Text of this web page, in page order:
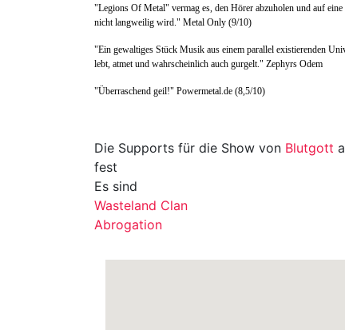
"Legions Of Metal" vermag es, den Hörer abzuholen und auf
nicht langweilig wird." Metal Only (9/10)
"Ein gewaltiges Stück Musik aus einem parallel existierenden
lebt, atmet und wahrscheinlich auch gurgelt." Zephyrs Odem
"Überraschend geil!" Powermetal.de (8,5/10)
Die Supports für die Show von Blutgott
fest
Es sind
Wasteland Clan
Abrogation